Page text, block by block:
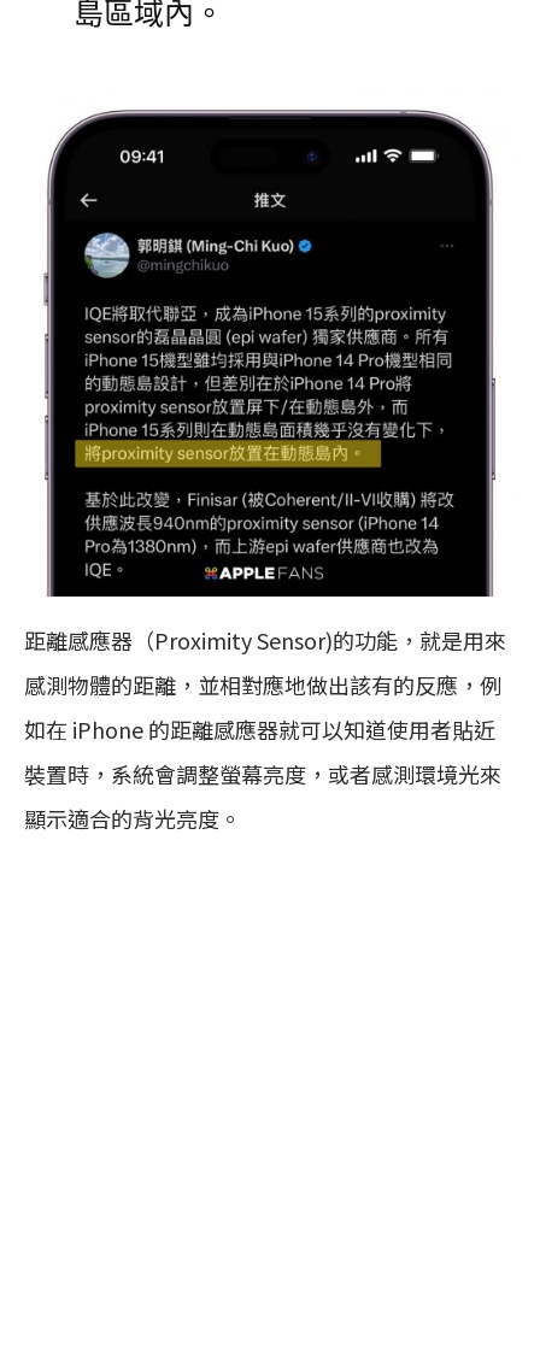
島區域內。
距離感應器（Proximity Sensor)的功能，就是用來
感測物體的距離，並相對應地做出該有的反應，例
如在 iPhone 的距離感應器就可以知道使用者貼近
裝置時，系統會調整螢幕亮度，或者感測環境光來
顯示適合的背光亮度。